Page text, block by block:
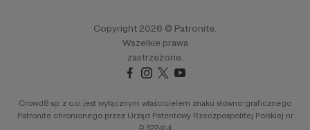
Copyright 2026 © Patronite.
Wszelkie prawa
zastrzeżone.
Crowd8 sp. z o.o. jest wyłącznym właścicielem znaku słowno-graficznego
Patronite chronionego przez Urząd Patentowy Rzeczpospolitej Polskiej nr
R.322414